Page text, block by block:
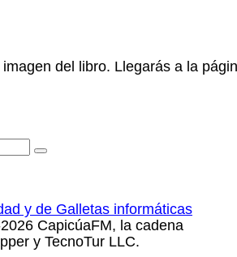
del libro. Llegarás a la
y de Galletas informáticas
CapicúaFM, la cadena
y TecnoTur LLC.